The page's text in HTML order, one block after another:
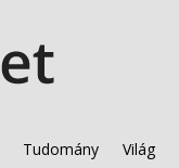
Tudomány Világ